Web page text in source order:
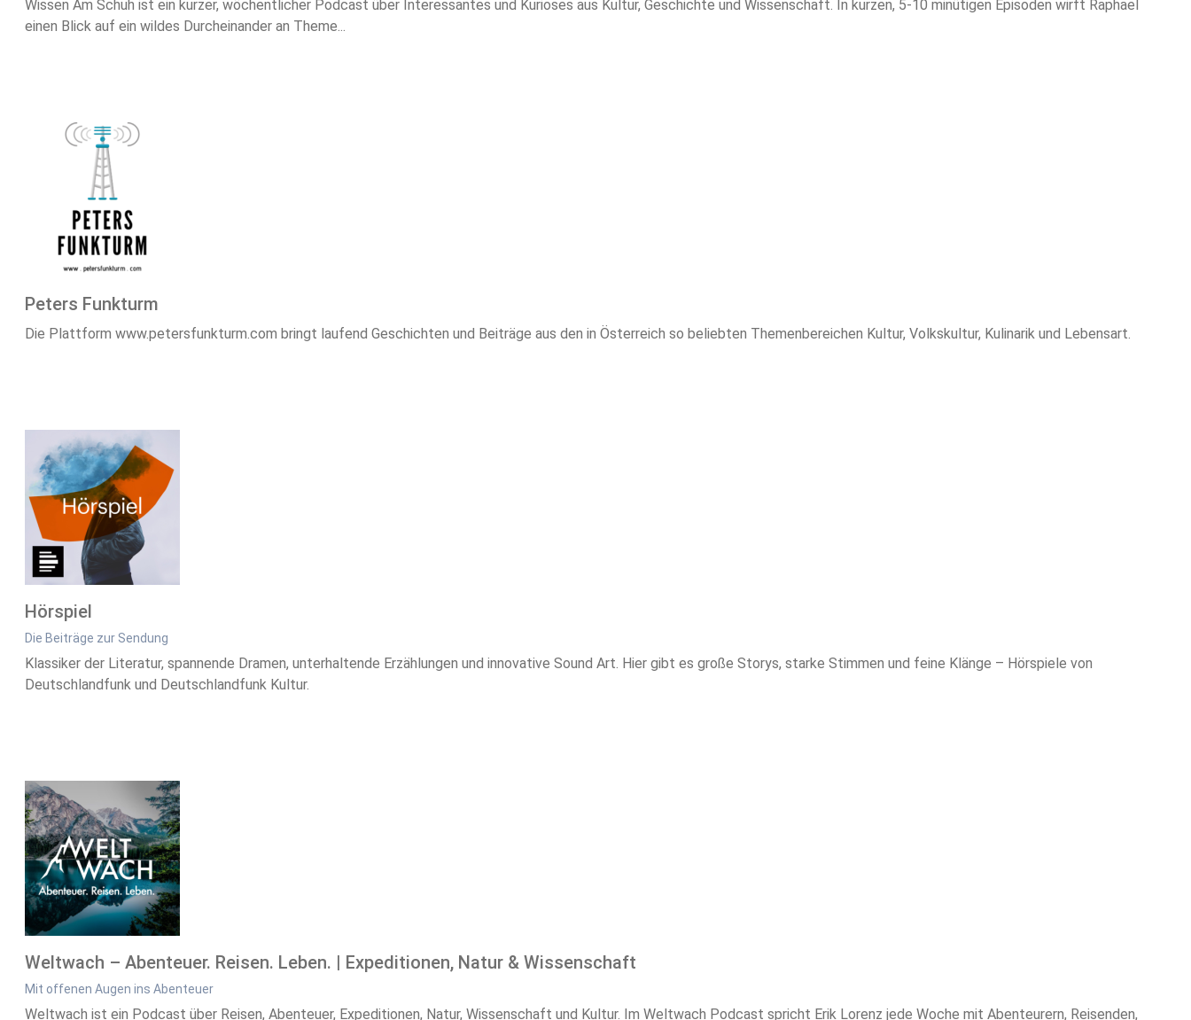
Wissen Am Schuh ist ein kurzer, wöchentlicher Podcast über Interessantes und Kurioses aus Kultur, Geschichte und Wissenschaft. In kurzen, 5-10 minütigen Episoden wirft Raphael
einen Blick auf ein wildes Durcheinander an Theme...
Peters Funkturm
Die Plattform www.petersfunkturm.com bringt laufend Geschichten und Beiträge aus den in Österreich so beliebten Themenbereichen Kultur, Volkskultur, Kulinarik und Lebensart.
Hörspiel
Die Beiträge zur Sendung
Klassiker der Literatur, spannende Dramen, unterhaltende Erzählungen und innovative Sound Art. Hier gibt es große Storys, starke Stimmen und feine Klänge – Hörspiele von
Deutschlandfunk und Deutschlandfunk Kultur.
Weltwach – Abenteuer. Reisen. Leben. | Expeditionen, Natur & Wissenschaft
Mit offenen Augen ins Abenteuer
Weltwach ist ein Podcast über Reisen, Abenteuer, Expeditionen, Natur, Wissenschaft und Kultur. Im Weltwach Podcast spricht Erik Lorenz jede Woche mit Abenteurern, Reisenden,